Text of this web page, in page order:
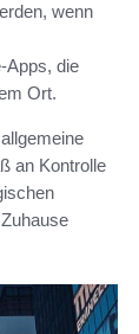
wenn
Apps, die
Ort.
an Kontrolle